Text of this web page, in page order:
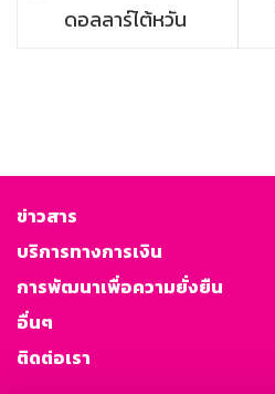
ดอลลาร์ไต้หวัน
ข่าวสาร
บริการทางการเงิน
การพัฒนาเพื่อความยั่งยืน
อื่นๆ
ติดต่อเรา